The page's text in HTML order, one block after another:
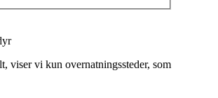
viser vi kun overnatningssteder, som